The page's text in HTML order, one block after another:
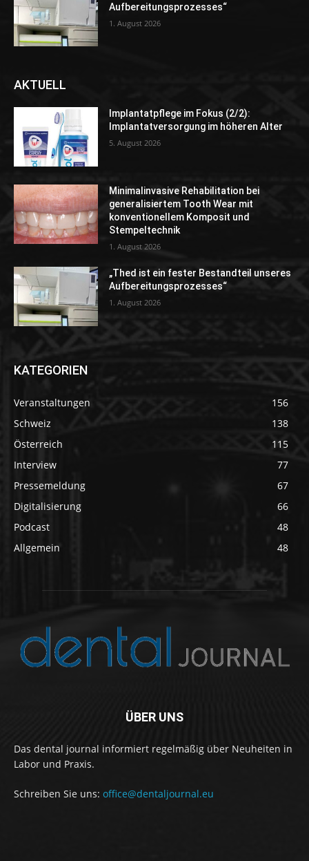
Aufbereitungsprozesses“
1. August 2026
AKTUELL
Implantatpflege im Fokus (2/2):
Implantatversorgung im höheren Alter
5. August 2026
Minimalinvasive Rehabilitation bei
generalisiertem Tooth Wear mit
konventionellem Komposit und
Stempeltechnik
1. August 2026
„Thed ist ein fester Bestandteil unseres
Aufbereitungsprozesses“
1. August 2026
KATEGORIEN
Veranstaltungen
156
Schweiz
138
Österreich
115
Interview
77
Pressemeldung
67
Digitalisierung
66
Podcast
48
Allgemein
48
ÜBER UNS
Das dental journal informiert regelmäßig über Neuheiten in
Labor und Praxis.
Schreiben Sie uns: office@dentaljournal.eu